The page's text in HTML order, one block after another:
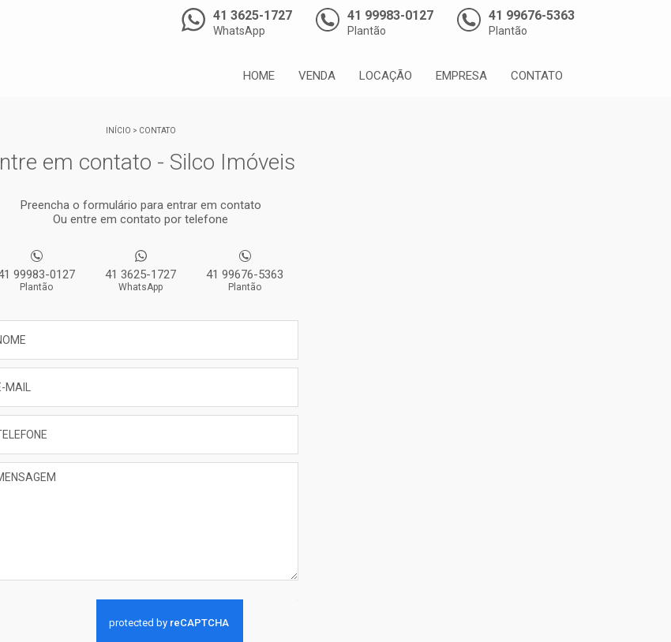
41 3625-1727
WhatsApp
41 99983-0127
Plantão
41 99676-5363
Plantão
HOME VENDA LOCAÇÃO EMPRESA CONTATO
INÍCIO > CONTATO
em contato - Silco Imóveis
Preencha o formulário para entrar em contato
Ou entre em contato por telefone
99983-0127
Plantão
41 3625-1727
WhatsApp
41 99676-5363
Plantão